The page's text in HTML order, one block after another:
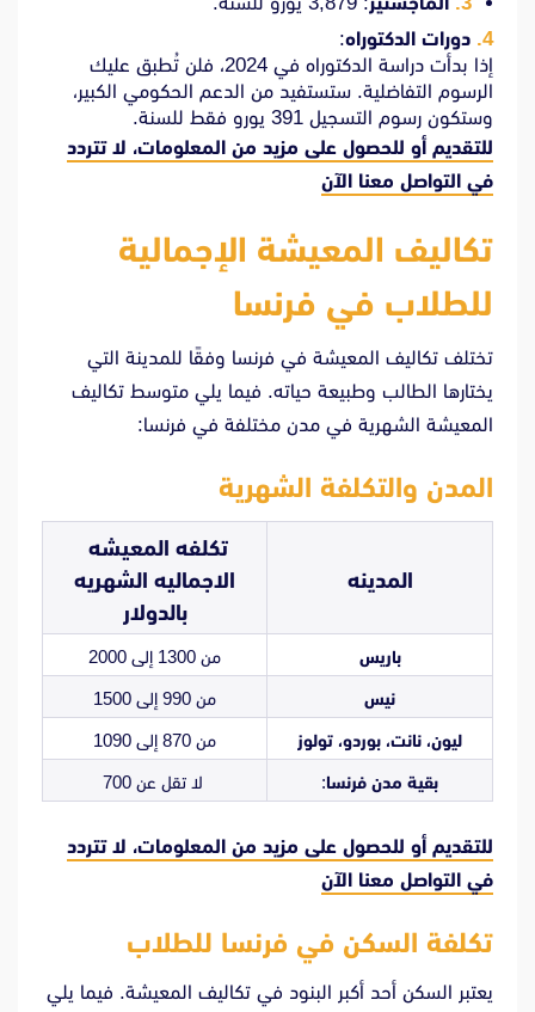
دورات الدكتوراه:
إذا بدأت دراسة الدكتوراه في 2024، فلن تُطبق عليك
الرسوم التفاضلية. ستستفيد من الدعم الحكومي الكبير،
وستكون رسوم التسجيل 391 يورو فقط للسنة.
للتقديم أو للحصول على مزيد من المعلومات، لا تتردد
في التواصل معنا الآن
تكاليف المعيشة الإجمالية
للطلاب في فرنسا
تختلف تكاليف المعيشة في فرنسا وفقًا للمدينة التي
يختارها الطالب وطبيعة حياته. فيما يلي متوسط تكاليف
المعيشة الشهرية في مدن مختلفة في فرنسا:
المدن والتكلفة الشهرية
المدينه
تكلفه المعيشه
الاجماليه الشهريه
بالدولار
باريس من 1300 إلى 2000
نيس من 990 إلى 1500
ليون، نانت، بوردو، تولوز من 870 إلى 1090
بقية مدن فرنسا: لا تقل عن 700
للتقديم أو للحصول على مزيد من المعلومات، لا تتردد
في التواصل معنا الآن
تكلفة السكن في فرنسا للطلاب
يعتبر السكن أحد أكبر البنود في تكاليف المعيشة. فيما يلي